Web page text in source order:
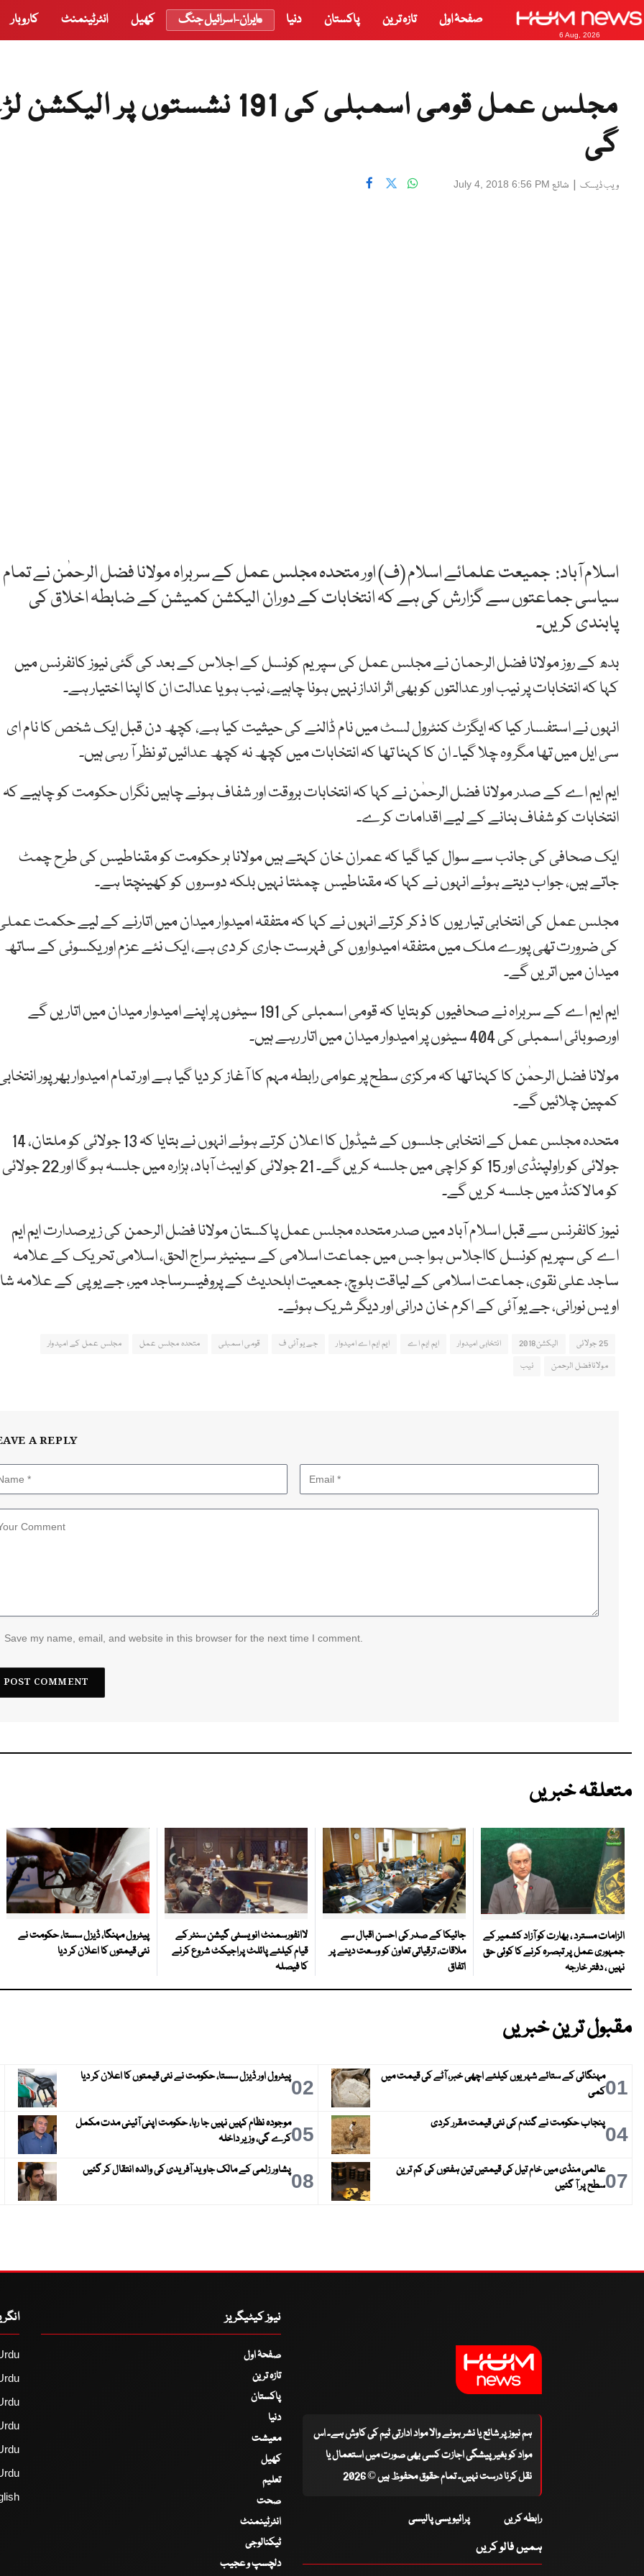
6 Aug, 2026
صفحۂ اول تازہ ترین پاکستان دنیا ایران-اسرائیل جنگ کھیل انٹرٹینمنٹ کاروبار
مجلس عمل قومی اسمبلی کی 191 نشستوں پر
گی
ویب ڈیسک | شائع July 4, 2018 6:56 PM
اسلام آباد: جمیعت علمائے اسلام (ف) اور متحدہ مجلس عمل کے سربراہ مولانا فضل الرحمٰن نے تمام
سیاسی جماعتوں سے گزارش کی ہے کہ انتخابات کے دوران الیکشن کمیشن کے ضابطہ اخلاق کی
پابندی کریں۔
بدھ کے روز مولانا فضل الرحمان نے مجلس عمل کی سپریم کونسل کے اجلاس کے بعد کی گئی نیوز کانفرنس میں
کہا کہ انتخابات پر نیب اور عدالتوں کو بھی اثر انداز نہیں ہونا چاہیے، نیب ہو یا عدالت ان کا اپنا اختیار ہے۔
انہوں نے استفسار کیا کہ ایگزٹ کنٹرول لسٹ میں نام ڈالنے کی حیثیت کیا ہے، کچھ دن قبل ایک شخص کا نام ای
سی ایل میں تھا مگر وہ چلا گیا۔ ان کا کہنا تھا کہ انتخابات میں کچھ نہ کچھ عدائیں تو نظر آ رہی ہیں۔
ایم ایم اے کے صدر مولانا فضل الرحمٰن نے کہا کہ انتخابات بروقت اور شفاف ہونے چاہیں نگراں حکومت کو چاہیے کہ
انتخابات کو شفاف بنانے کے لیے اقدامات کرے۔
ایک صحافی کی جانب سے سوال کیا گیا کہ عمران خان کہتے ہیں مولانا ہر حکومت کو مقناطیس کی طرح چمٹ
جاتے ہیں، جواب دیتے ہوئے انہوں نے کہا کہ مقناطیس چمٹتا نہیں بلکہ دوسروں کو کھینچتا ہے۔
مجلس عمل کی انتخابی تیاریوں کا ذکر کرتے انہوں نے کہا کہ متفقہ امیدوار میدان میں اتارنے کے لیے حکمت
کی ضرورت تھی پورے ملک میں متفقہ امیدواروں کی فہرست جاری کر دی ہے، ایک نئے عزم اور یکسوئی کے ساتھ
میدان میں اتریں گے۔
ایم ایم اے کے سربراہ نے صحافیوں کو بتایا کہ قومی اسمبلی کی 191 سیٹوں پر اپنے امیدوار میدان میں اتاریں گے
اورصوبائی اسمبلی کی 404 سیٹوں پر امیدوار میدان میں اتار رہے ہیں۔
مولانا فضل الرحمٰن کا کہنا تھا کہ مرکزی سطح پر عوامی رابطہ مہم کا آغاز کر دیا گیا ہے اور تمام امیدوار بھرپور
کمپین چلائیں گے۔
متحدہ مجلس عمل کے انتخابی جلسوں کے شیڈول کا اعلان کرتے ہوئے انہوں نے بتایا کہ 13 جولائی کو ملتان، 14
جولائی کو راولپنڈی اور 15 کو کراچی میں جلسہ کریں گے۔ 21 جولائی کو ایبٹ آباد، ہزارہ میں جلسہ ہو گا اور 22 جولائی
کو مالاکنڈ میں جلسہ کریں گے۔
نیوز کانفرنس سے قبل اسلام آباد میں صدر متحدہ مجلس عمل پاکستان مولانا فضل الرحمن کی زیرصدارت ایم ایم
اے کی سپریم کونسل کااجلاس ہوا جس میں جماعت اسلامی کے سینیٹر سراج الحق، اسلامی تحریک کے علامہ
ساجد علی نقوی، جماعت اسلامی کے لیاقت بلوچ، جمعیت اہلحدیث کے پروفیسرساجد میر، جے یو پی کے علامہ
اویس نورانی، جے یو آئی کے اکرم خان درانی اور دیگر شریک ہوئے۔
25 جولائی الیکشن2018 انتخابی امیدوار ایم ایم اے ایم ایم اے امیدوار جے یو آئی ف قومی اسمبلی متحدہ مجلس عمل
مجلس عمل کے امیدوار
مولانافضل الرحمن
نیب
A REPLY
Save my name, email, and website in this browser for the next time I comment.
متعلقہ خبریں
الزامات مسترد ، بھارت کو آزاد کشمیر کے
جمہوری عمل پر تبصرہ کرنے کا کوئی حق
نہیں ، دفتر خارجہ
جائیکا کے صدر کی احسن اقبال سے
ملاقات، ترقیاتی تعاون کو وسعت دینے پر
اتفاق
لاانفورسمنٹ انویسٹی گیشن سنٹر کے
قیام کیلئے پائلٹ پراجیکٹ شروع کرنے
کا فیصلہ
پیٹرول مہنگا، ڈیزل سستا، حکومت نے
نئی قیمتوں کا اعلان کر دیا
مقبول ترین خبریں
01مہنگائی کے ستائے شہریوں کیلئے اچھی خبر، آٹے کی قیمت میں
کمی
02پیٹرول اور ڈیزل سستا، حکومت نے نئی قیمتوں کا اعلان کر دیا
04پنجاب حکومت نے گندم کی نئی قیمت مقرر کردی 05موجودہ نظام کہیں نہیں جا رہا، حکومت اپنی آئینی مدت مکمل
کرے گی، وزیر داخلہ
07عالمی منڈی میں خام تیل کی قیمتیں تین ہفتوں کی کم ترین
سطح پر آ گئیں
08پشاور زلمی کے مالک جاوید آفریدی کی والدہ انتقال کر گئیں
ہم نیوز پر شائع یا نشر ہونے والا مواد ادارتی ٹیم کی کاوش ہے۔ اس
مواد کو بغیر پیشگی اجازت کسی بھی صورت میں استعمال یا
نقل کرنا درست نہیں۔ تمام حقوق محفوظ ہیں © 2026
رابطہ کریں پرائیویسی پالیسی
ہمیں فالو کریں
نیوز کیٹیگریز
صفحۂ اول
تازہ ترین
پاکستان
دنیا
معیشت
کھیل
تعلیم
صحت
انٹرٹینمنٹ
ٹیکنالوجی
دلچسپ و عجیب